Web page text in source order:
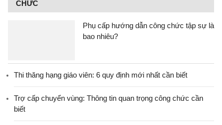
CHỨC
Phụ cấp hướng dẫn công chức tập sự là
bao nhiêu?
Thi thăng hạng giáo viên: 6 quy định mới nhất cần biết
Trợ cấp chuyển vùng: Thông tin quan trọng công chức cần
biết